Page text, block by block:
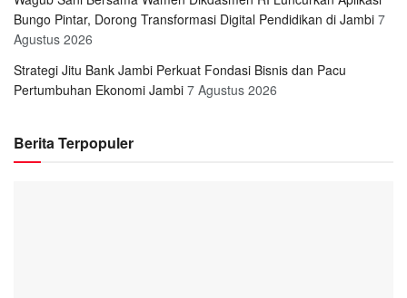
Bungo Pintar, Dorong Transformasi Digital Pendidikan di Jambi 7
Agustus 2026
Strategi Jitu Bank Jambi Perkuat Fondasi Bisnis dan Pacu
Pertumbuhan Ekonomi Jambi 7 Agustus 2026
Berita Terpopuler